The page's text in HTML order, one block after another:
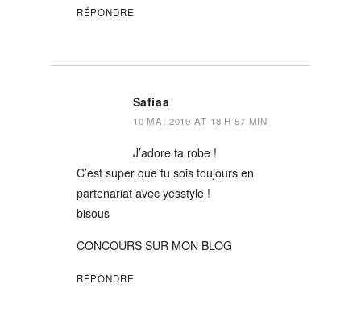
RÉPONDRE
Safiaa
10 MAI 2010 AT 18 H 57 MIN
J’adore ta robe !
C’est super que tu sois toujours en
partenariat avec yesstyle !
bisous
CONCOURS SUR MON BLOG
RÉPONDRE